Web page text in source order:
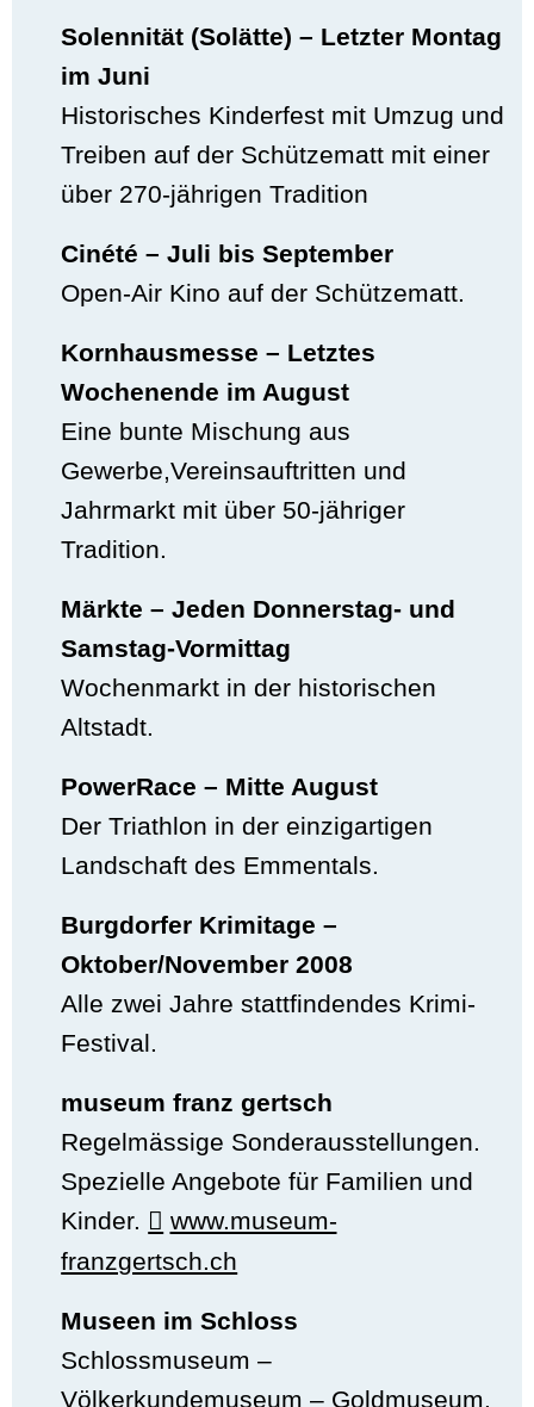
Solennität (Solätte) – Letzter Montag
im Juni
Historisches Kinderfest mit Umzug und
Treiben auf der Schützematt mit einer
über 270-jährigen Tradition
Cinété – Juli bis September
Open-Air Kino auf der Schützematt.
Kornhausmesse – Letztes
Wochenende im August
Eine bunte Mischung aus
Gewerbe,Vereinsauftritten und
Jahrmarkt mit über 50-jähriger
Tradition.
Märkte – Jeden Donnerstag- und
Samstag-Vormittag
Wochenmarkt in der historischen
Altstadt.
PowerRace – Mitte August
Der Triathlon in der einzigartigen
Landschaft des Emmentals.
Burgdorfer Krimitage –
Oktober/November 2008
Alle zwei Jahre stattfindendes Krimi-
Festival.
museum franz gertsch
Regelmässige Sonderausstellungen.
Spezielle Angebote für Familien und
Kinder.
www.museum-
franzgertsch.ch
Museen im Schloss
Schlossmuseum –
Völkerkundemuseum – Goldmuseum.